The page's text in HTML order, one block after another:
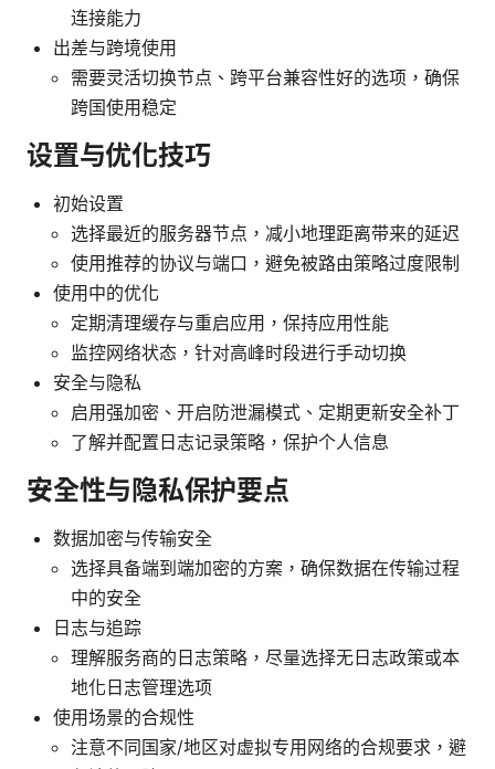
连接能力
出差与跨境使用
需要灵活切换节点、跨平台兼容性好的选项，确保
跨国使用稳定
设置与优化技巧
初始设置
选择最近的服务器节点，减小地理距离带来的延迟
使用推荐的协议与端口，避免被路由策略过度限制
使用中的优化
定期清理缓存与重启应用，保持应用性能
监控网络状态，针对高峰时段进行手动切换
安全与隐私
启用强加密、开启防泄漏模式、定期更新安全补丁
了解并配置日志记录策略，保护个人信息
安全性与隐私保护要点
数据加密与传输安全
选择具备端到端加密的方案，确保数据在传输过程
中的安全
日志与追踪
理解服务商的日志策略，尽量选择无日志政策或本
地化日志管理选项
使用场景的合规性
注意不同国家/地区对虚拟专用网络的合规要求，避